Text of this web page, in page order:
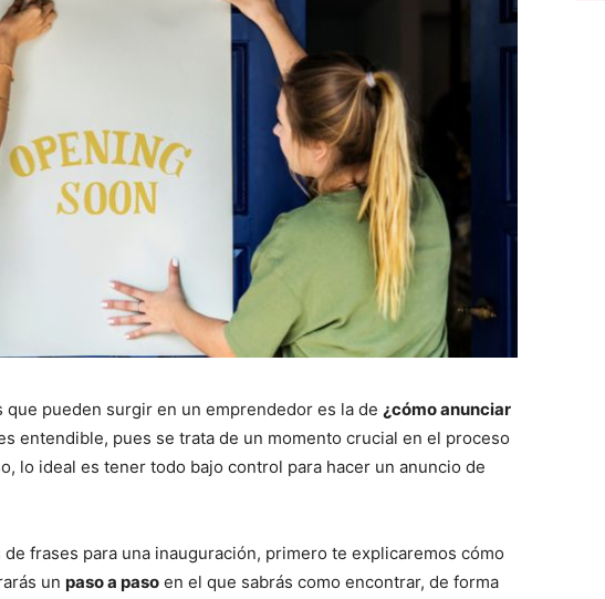
pueden surgir en un emprendedor es la de ¿cómo anunciar
entendible, pues se trata de un momento crucial en el proceso
lo ideal es tener todo bajo control para hacer un anuncio de
frases para una inauguración, primero te explicaremos cómo
un paso a paso en el que sabrás como encontrar, de forma